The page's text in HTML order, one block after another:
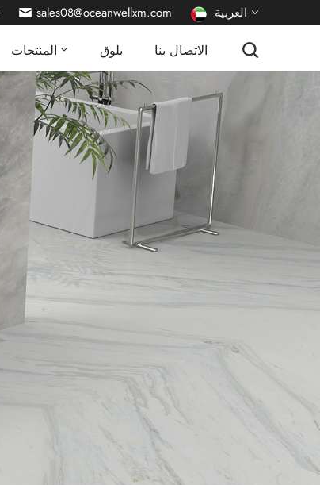
sales08@oceanwellxm.com العربية
Deutsch
русский
italiano
Polski
المنتجات بلوق الاتصال بنا